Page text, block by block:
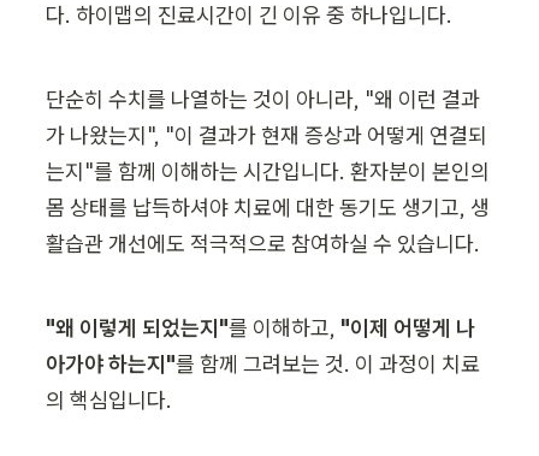
다. 하이맵의 진료시간이 긴 이유 중 하나입니다.
단순히 수치를 나열하는 것이 아니라, "왜 이런 결과
가 나왔는지", "이 결과가 현재 증상과 어떻게 연결되
는지"를 함께 이해하는 시간입니다. 환자분이 본인의
몸 상태를 납득하셔야 치료에 대한 동기도 생기고, 생
활습관 개선에도 적극적으로 참여하실 수 있습니다.
"왜 이렇게 되었는지"를 이해하고, "이제 어떻게 나
아가야 하는지"를 함께 그려보는 것. 이 과정이 치료
의 핵심입니다.